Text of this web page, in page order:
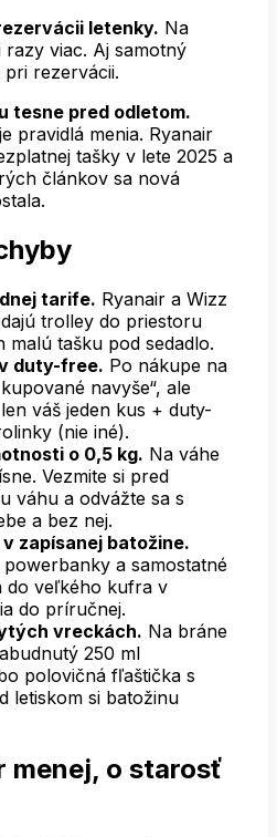
letenky. Na
viac. Aj samotný
rezervácii.
tesne pred odletom.
pravidlá menia. Ryanair
tašky v lete 2025 a
článkov sa nová
tarife. Ryanair a Wizz
trolley do priestoru
malú tašku pod sedadlo.
duty-free. Po nákupe na
navyše“, ale
váš jeden kus + duty-
(nie iné).
o 0,5 kg. Na váhe
Vezmite si pred
váhu a odvážte sa s
a bez nej.
zapísanej batožine.
a samostatné
do veľkého kufra v
do príručnej.
vreckách. Na bráne
250 ml
polovičná fľaštička s
letiskom si batožinu
menej, o starosť